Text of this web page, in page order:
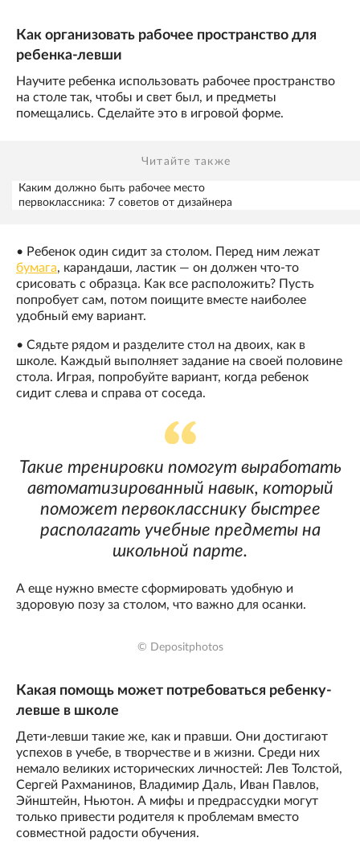
Как организовать рабочее пространство для
ребенка-левши
Научите ребенка использовать рабочее пространство
на столе так, чтобы и свет был, и предметы
помещались. Сделайте это в игровой форме.
Читайте также
Каким должно быть рабочее место
первоклассника: 7 советов от дизайнера
• Ребенок один сидит за столом. Перед ним лежат
бумага, карандаши, ластик — он должен что-то
срисовать с образца. Как все расположить? Пусть
попробует сам, потом поищите вместе наиболее
удобный ему вариант.
• Сядьте рядом и разделите стол на двоих, как в
школе. Каждый выполняет задание на своей половине
стола. Играя, попробуйте вариант, когда ребенок
сидит слева и справа от соседа.
Такие тренировки помогут выработать
автоматизированный навык, который
поможет первокласснику быстрее
располагать учебные предметы на
школьной парте.
А еще нужно вместе сформировать удобную и
здоровую позу за столом, что важно для осанки.
© Depositphotos
Какая помощь может потребоваться ребенку-
левше в школе
Дети-левши такие же, как и правши. Они достигают
успехов в учебе, в творчестве и в жизни. Среди них
немало великих исторических личностей: Лев Толстой,
Сергей Рахманинов, Владимир Даль, Иван Павлов,
Эйнштейн, Ньютон. А мифы и предрассудки могут
только привести родителя к проблемам вместо
совместной радости обучения.